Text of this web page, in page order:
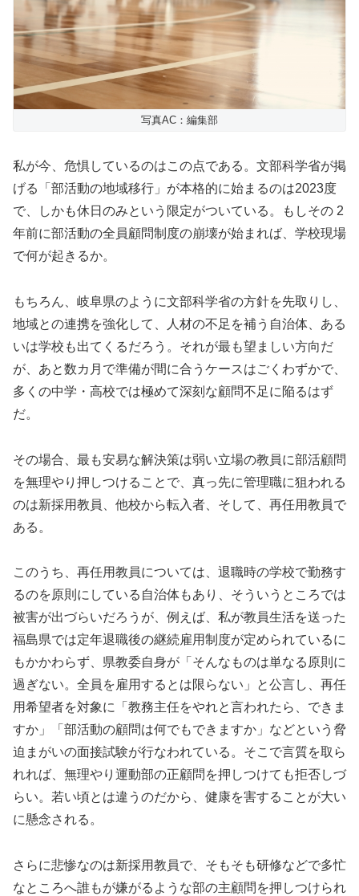
写真AC：編集部
私が今、危惧しているのはこの点である。文部科学省が掲
げる「部活動の地域移行」が本格的に始まるのは2023度
で、しかも休日のみという限定がついている。もしその 2
年前に部活動の全員顧問制度の崩壊が始まれば、学校現場
で何が起きるか。
もちろん、岐阜県のように文部科学省の方針を先取りし、
地域との連携を強化して、人材の不足を補う自治体、ある
いは学校も出てくるだろう。それが最も望ましい方向だ
が、あと数カ月で準備が間に合うケースはごくわずかで、
多くの中学・高校では極めて深刻な顧問不足に陥るはず
だ。
その場合、最も安易な解決策は弱い立場の教員に部活顧問
を無理やり押しつけることで、真っ先に管理職に狙われる
のは新採用教員、他校から転入者、そして、再任用教員で
ある。
このうち、再任用教員については、退職時の学校で勤務す
るのを原則にしている自治体もあり、そういうところでは
被害が出づらいだろうが、例えば、私が教員生活を送った
福島県では定年退職後の継続雇用制度が定められているに
もかかわらず、県教委自身が「そんなものは単なる原則に
過ぎない。全員を雇用するとは限らない」と公言し、再任
用希望者を対象に「教務主任をやれと言われたら、できま
すか」「部活動の顧問は何でもできますか」などという脅
迫まがいの面接試験が行なわれている。そこで言質を取ら
れれば、無理やり運動部の正顧問を押しつけても拒否しづ
らい。若い頃とは違うのだから、健康を害することが大い
に懸念される。
さらに悲惨なのは新採用教員で、そもそも研修などで多忙
なところへ誰もが嫌がるような部の主顧問を押しつけられ